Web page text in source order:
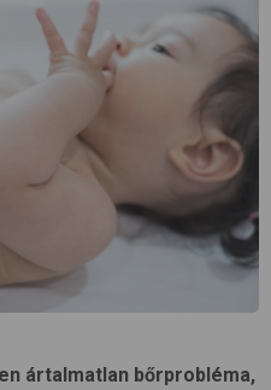
ártalmatlan bőrprobléma,